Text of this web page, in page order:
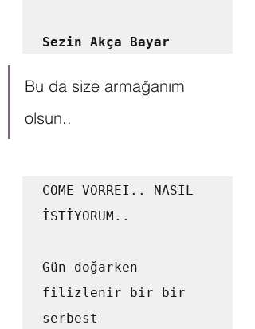
Sezin Akça Bayar
Bu da size armağanım
olsun..
COME VORREI.. NASIL
İSTİYORUM..
Gün doğarken
filizlenir bir bir
serbest